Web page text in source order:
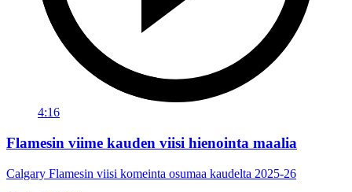
4:16
Flamesin viime kauden viisi hienointa maalia
Calgary Flamesin viisi komeinta osumaa kaudelta 2025-26